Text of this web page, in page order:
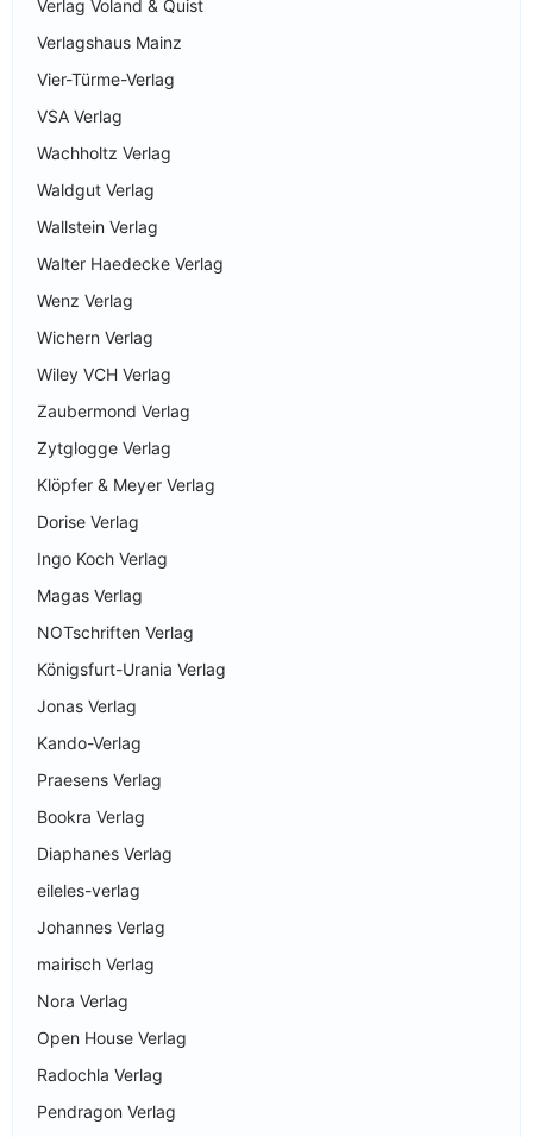
Verlag Voland & Quist
Verlagshaus Mainz
Vier-Türme-Verlag
VSA Verlag
Wachholtz Verlag
Waldgut Verlag
Wallstein Verlag
Walter Haedecke Verlag
Wenz Verlag
Wichern Verlag
Wiley VCH Verlag
Zaubermond Verlag
Zytglogge Verlag
Klöpfer & Meyer Verlag
Dorise Verlag
Ingo Koch Verlag
Magas Verlag
NOTschriften Verlag
Königsfurt-Urania Verlag
Jonas Verlag
Kando-Verlag
Praesens Verlag
Bookra Verlag
Diaphanes Verlag
eileles-verlag
Johannes Verlag
mairisch Verlag
Nora Verlag
Open House Verlag
Radochla Verlag
Pendragon Verlag